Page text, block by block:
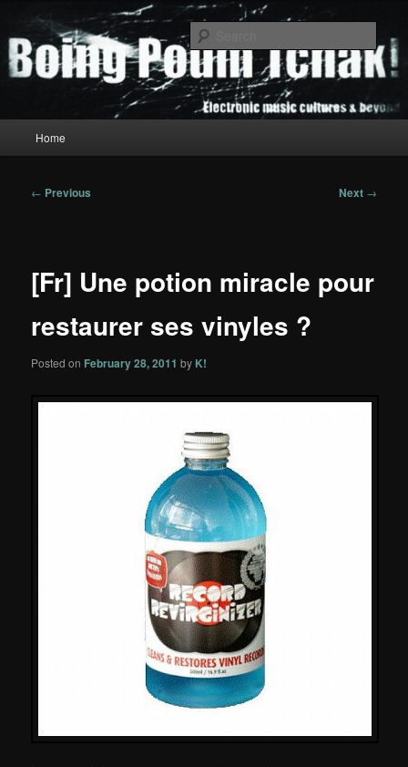
primary
contentBoing Poum Tchak!
Home
Post
← Previous Next →
[Fr] Une potion miracle pour
restaurer ses vinyles ?
Posted on February 28, 2011 by K!